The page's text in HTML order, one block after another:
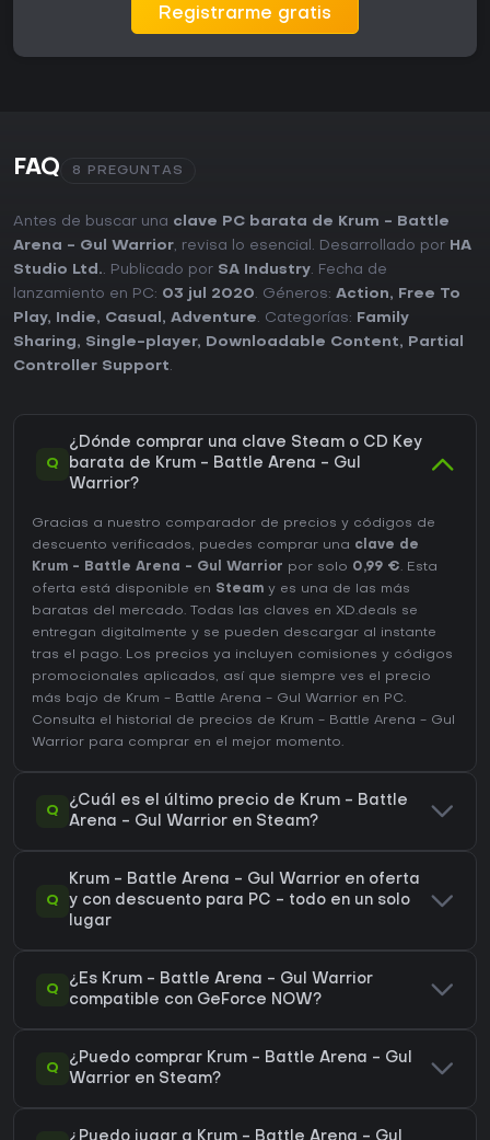
Registrarme gratis
FAQ 8 PREGUNTAS
Antes de buscar una clave PC barata de Krum - Battle
Arena - Gul Warrior, revisa lo esencial. Desarrollado por HA
Studio Ltd.. Publicado por SA Industry. Fecha de
lanzamiento en PC: 03 jul 2020. Géneros: Action,
Free To
Play, Indie, Casual , Adventure. Categorías:
Family
Sharing, Single-player, Downloadable Content,
Partial
Controller Support.
Q
¿Dónde comprar una clave Steam o CD Key
barata de Krum - Battle Arena - Gul
Warrior?
Gracias a nuestro comparador de precios y códigos de
descuento verificados, puedes comprar una clave de
Krum - Battle Arena - Gul Warrior por solo 0,99 €. Esta
oferta está disponible en Steam y es una de las más
baratas del mercado. Todas las claves en XD.deals se
entregan digitalmente y se pueden descargar al instante
tras el pago. Los precios ya incluyen comisiones y códigos
promocionales aplicados, así que siempre ves el precio
más bajo de Krum - Battle Arena - Gul Warrior en PC.
Consulta el
historial de precios de Krum - Battle Arena - Gul
Warrior para comprar en el mejor momento.
Q
¿Cuál es el último precio de Krum - Battle
Arena - Gul Warrior en Steam?
Q
Krum - Battle Arena - Gul Warrior en oferta
y con descuento para PC - todo en un solo
lugar
Q
¿Es Krum - Battle Arena - Gul Warrior
compatible con GeForce NOW?
Q
¿Puedo comprar Krum - Battle Arena - Gul
Warrior en Steam?